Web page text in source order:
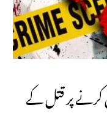
کرنے پر قتل کے